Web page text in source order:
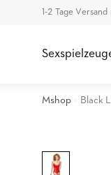
1-2 Tage
Mshop Black